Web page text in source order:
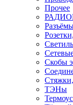
Прочее
Скобы
ТЭНы